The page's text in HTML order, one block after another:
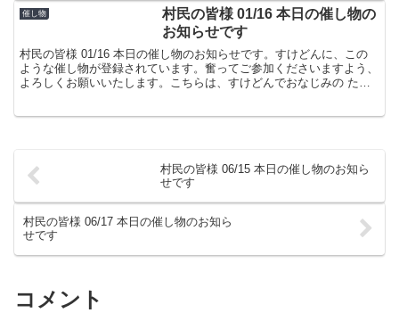
催し物
村民の皆様 01/16 本日の催し物の
お知らせです
村民の皆様 01/16 本日の催し物のお知らせです。すけどんに、この
ような催し物が登録されています。奮ってご参加くださいますよう、
よろしくお願いいたします。こちらは、すけどんでおなじみの たま
村民の皆様 06/15 本日の催し物のお知ら
せです
村民の皆様 06/17 本日の催し物のお知ら
せです
コメント